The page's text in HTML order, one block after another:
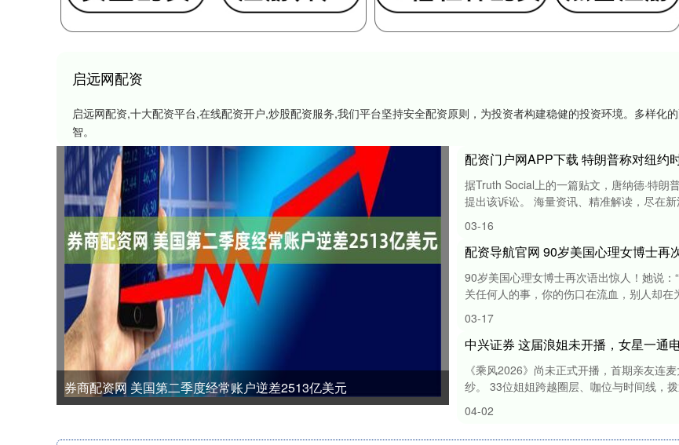
启远网配资
启远网配资,十大配资平台,在线配资开户,炒股配资服务,我们平台坚持安全配资原则，为投资者构建稳健的投资环境。多样化
智。
券商配资网 美国第二季度经常账户逆差2513亿美元
配资门户网APP下载 特朗普称对纽约
据Truth Social上的一篇贴文，唐纳德·特朗
提出该诉讼。 海量资讯、精准解读，尽在新
03-16
90岁美国心理女博士再次语出惊人！她说
关任何人的事，你的伤口在流血，别人却
03-17
中兴证券 这届浪姐未开播，女星一通
《乘风2026》尚未正式开播，首期亲友连
纱。 33位姐姐跨越圈层、咖位与时间线，
04-02